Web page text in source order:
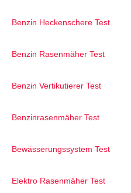
Benzin Heckenschere Test
Benzin Rasenmäher Test
Benzin Vertikutierer Test
Benzinrasenmäher Test
Bewässerungssystem Test
Elektro Rasenmäher Test